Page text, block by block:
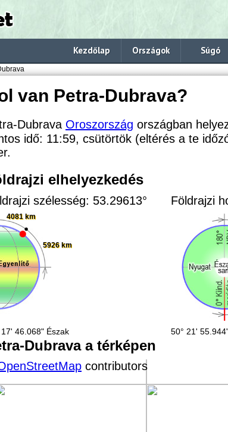
Kezdőlap Országok Súgó
van Petra-Dubrava?
Dubrava Oroszország országban
idő: 11:59, csütörtök (eltérés a te
elhelyezkedés
szélesség: 53.29613°
4081 km
5926 km
17' 46.068" Észak
Földrajzi
50° 21'
Dubrava a térképen
contributors